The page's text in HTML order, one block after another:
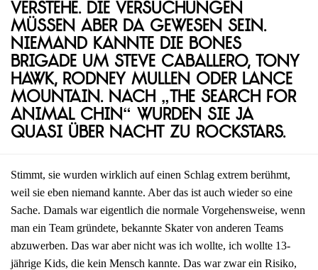
Verstehe. Die Versuchungen
müssen aber da gewesen sein.
Niemand kannte die Bones
Brigade um Steve Caballero, Tony
Hawk, Rodney Mullen oder Lance
Mountain. Nach „The Search for
Animal Chin“ wurden sie ja
quasi über Nacht zu Rockstars.
Stimmt, sie wurden wirklich auf einen Schlag extrem berühmt,
weil sie eben niemand kannte. Aber das ist auch wieder so eine
Sache. Damals war eigentlich die normale Vorgehensweise, wenn
man ein Team gründete, bekannte Skater von anderen Teams
abzuwerben. Das war aber nicht was ich wollte, ich wollte 13-
jährige Kids, die kein Mensch kannte. Das war zwar ein Risiko,